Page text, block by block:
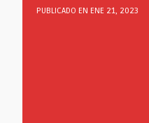
PUBLICADO EN ENE 21, 2023